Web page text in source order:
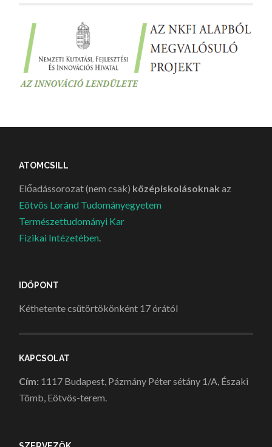
ATOMCSILL
Előadássorozat (nem csak) középiskolásoknak az
Eötvös Loránd Tudományegyetem
Természettudományi Kar
Fizikai Intézetében.
IDŐPONT
Kéthetente csütörtökönként 17 órától
KAPCSOLAT
Cím: 1117 Budapest, Pázmány Péter sétány 1/A, Északi
Tömb, Eötvös-terem.